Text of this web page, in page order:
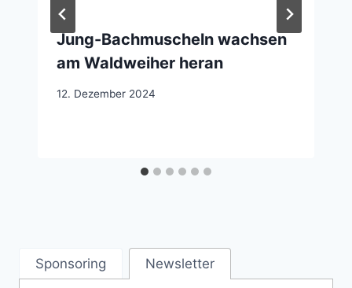
Jung-Bachmuscheln wachsen
am Waldweiher heran
12. Dezember 2024
Sponsoring Newsletter